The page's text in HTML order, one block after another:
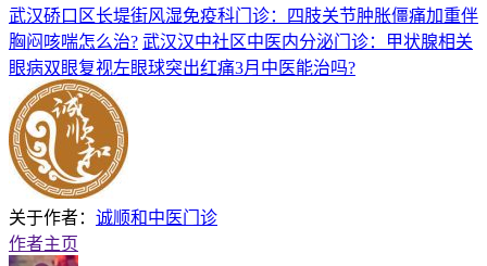
武汉硚口区长堤街风湿免疫科门诊：四肢关节肿胀僵痛加重伴
胸闷咳喘怎么治? 武汉汉中社区中医内分泌门诊：甲状腺相关
眼病双眼复视左眼球突出红痛3月中医能治吗?
关于作者： 诚顺和中医门诊
作者主页